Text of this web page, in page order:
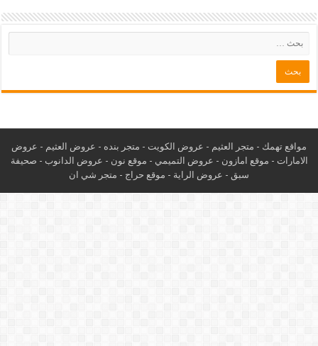
مواقع تهمك - متجر العثيم - عروض الكويت - متجر بنده - عروض العثيم - عروض
الامارات - موقع امازون - عروض التميمي - موقع نون - عروض الدانوب - صحيفة
سبق - عروض الراية - موقع حراج - متجر شي ان